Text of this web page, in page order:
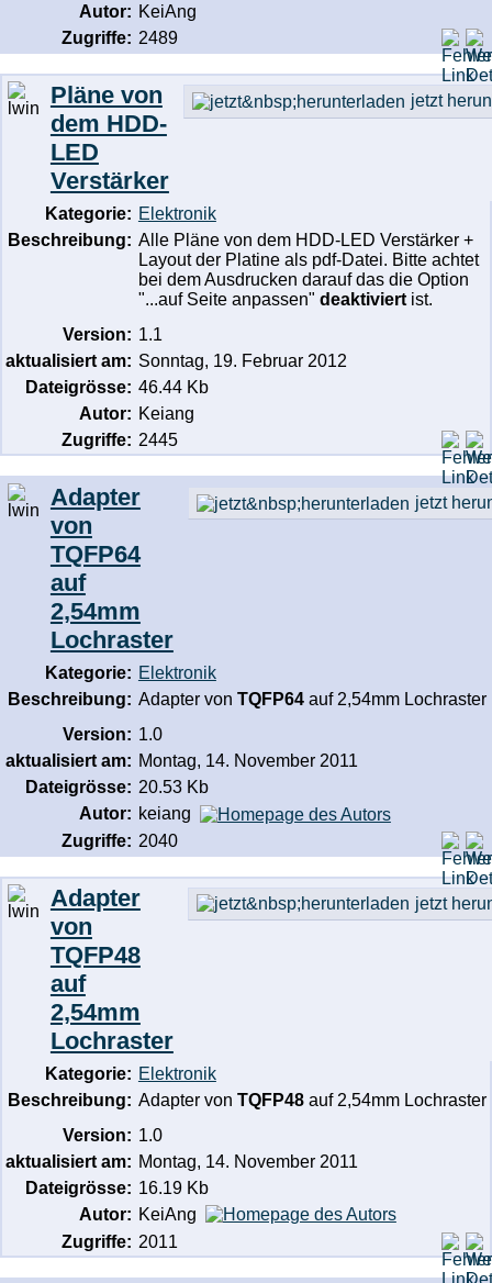
Autor: KeiAng
Zugriffe: 2489
Pläne von
dem HDD-
LED
Verstärker
jetzt
Kategorie: Elektronik
Beschreibung: Alle Pläne von dem HDD-LED Verstärker +
Layout der Platine als pdf-Datei. Bitte achtet
bei dem Ausdrucken darauf das die Option
"...auf Seite anpassen" deaktiviertist.
Version: 1.1
aktualisiert am: Sonntag, 19. Februar 2012
Dateigrösse: 46.44 Kb
Autor: Keiang
Zugriffe: 2445
Adapter
von
TQFP64
auf
2,54mm
Lochraster
jetzt
Kategorie: Elektronik
Beschreibung: Adapter von TQFP64 auf 2,54mm Lochraster
Version: 1.0
aktualisiert am: Montag, 14. November 2011
Dateigrösse: 20.53 Kb
Autor: keiang
Zugriffe: 2040
Adapter
von
TQFP48
auf
2,54mm
Lochraster
jetzt
Kategorie: Elektronik
Beschreibung: Adapter von TQFP48 auf 2,54mm Lochraster
Version: 1.0
aktualisiert am: Montag, 14. November 2011
Dateigrösse: 16.19 Kb
Autor: KeiAng
Zugriffe: 2011